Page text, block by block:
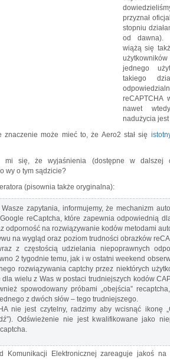
przyznał
stopniu
od dawna).
wiążą się
jednego
takiego
reCAPTCHA
nawet
nadużycia
znaczenie może mieć to, że Aero2 stał się
mi się, że wyjaśnienia (dostępne w dalszej
wy o tym sądzicie?
(pisownia także oryginalna):
zapytania, informujemy, że mechanizm
reCaptcha, które zapewnia odpowiednią
odporność na rozwiązywanie kodów metodami
na wygląd oraz poziom trudności obrazków
z częstością udzielania niepoprawnych
2 tygodnie temu, jak i w ostatni weekend
rozwiązywania captchy przez niektórych
wielu z Was w postaci trudniejszych kodów
spowodowany próbami „obejścia”
z dwóch słów – tego trudniejszego.
nie jest czytelny, radzimy aby wcisnąć ikonę
Odświeżenie nie jest kwalifikowane jako
Komunikacji Elektronicznej zareaguje jakoś na